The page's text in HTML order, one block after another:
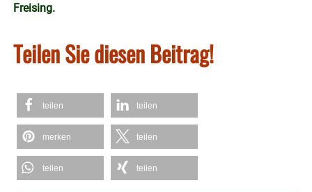
Freising.
Teilen Sie diesen Beitrag!
teilen teilen
merken teilen
teilen teilen